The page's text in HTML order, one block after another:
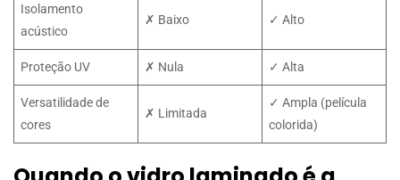
Isolamento
acústico
✗ Baixo ✓ Alto
Proteção UV ✗ Nula ✓ Alta
Versatilidade de
cores
✗ Limitada
✓ Ampla (película
colorida)